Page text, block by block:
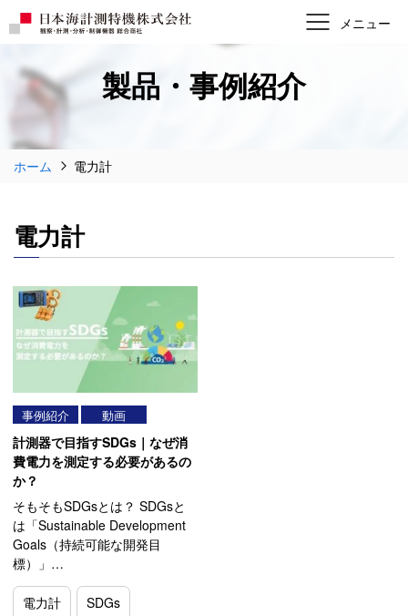
製品・事例紹介
ホーム 電力計
電力計
事例紹介 動画
計測器で目指すSDGs｜なぜ消
費電力を測定する必要があるの
か？
そもそもSDGsとは？ SDGsと
は「Sustainable Development
Goals（持続可能な開発目
標）」…
電力計 SDGs